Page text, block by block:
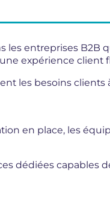
les entreprises B2B
expérience client
les besoins
en place, les
dédiées capables